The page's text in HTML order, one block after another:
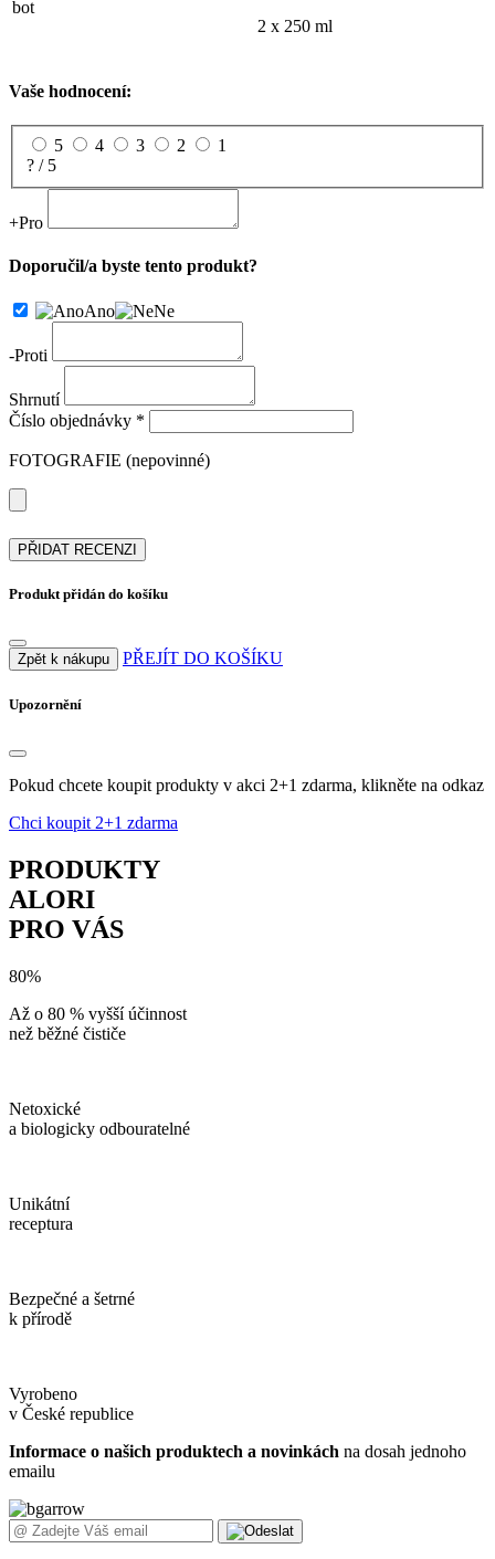
2 x 250 ml
Vaše hodnocení:
5 4 3 2
1
? / 5
+Pro
Doporučil/a byste tento produkt?
Ano Ne
-Proti
Shrnutí
Číslo objednávky *
FOTOGRAFIE (nepovinné)
PŘIDAT RECENZI
Produkt přidán do košíku
Zpět k nákupu PŘEJÍT DO KOŠÍKU
Upozornění
Pokud chcete koupit produkty v akci 2+1 zdarma, klikněte na odkaz
Chci koupit 2+1 zdarma
PRODUKTY
ALORI
PRO VÁS
80%
Až o 80 % vyšší účinnost
než běžné čističe
Netoxické
a biologicky odbouratelné
Unikátní
receptura
Bezpečné a šetrné
k přírodě
Vyrobeno
v České republice
Informace o našich produktech a novinkách na dosah jednoho
emailu